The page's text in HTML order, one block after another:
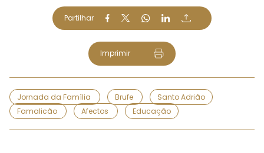
Partilhar
Imprimir
Jornada da Família Brufe
Santo Adrião
Famalicão
Afectos Educação